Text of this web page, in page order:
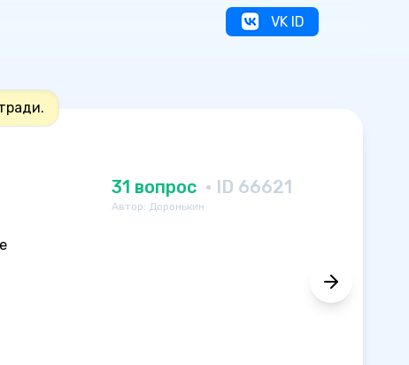
VK ID
31 вопрос · ID 66621
Автор: Доронькин